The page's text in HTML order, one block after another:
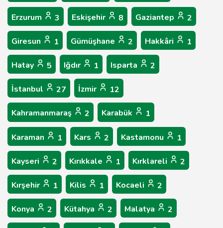
Erzurum 3 Eskişehir 8 Gaziantep 2
Giresun 1 Gümüşhane 2 Hakkâri 1
Hatay 5 Iğdır 1 Isparta 2
İstanbul 27 İzmir 12
Kahramanmaraş 2 Karabük 1
Karaman 1 Kars 2 Kastamonu 1
Kayseri 2 Kırıkkale 1 Kırklareli 2
Kırşehir 1 Kilis 1 Kocaeli 2
Konya 2 Kütahya 2 Malatya 2